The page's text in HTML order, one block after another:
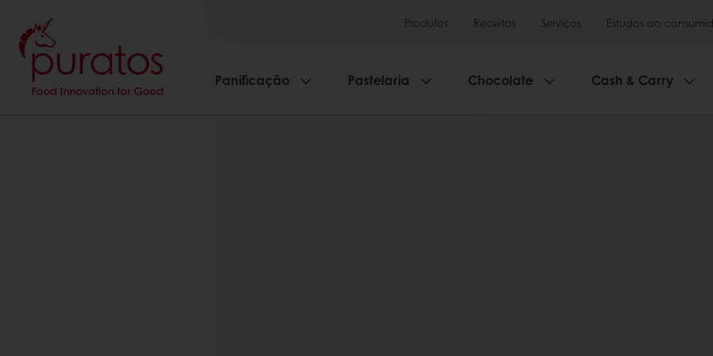
Produtos Receitas Serviços Estudos ao
Panificação Pastelaria Chocolate Cash & Carry